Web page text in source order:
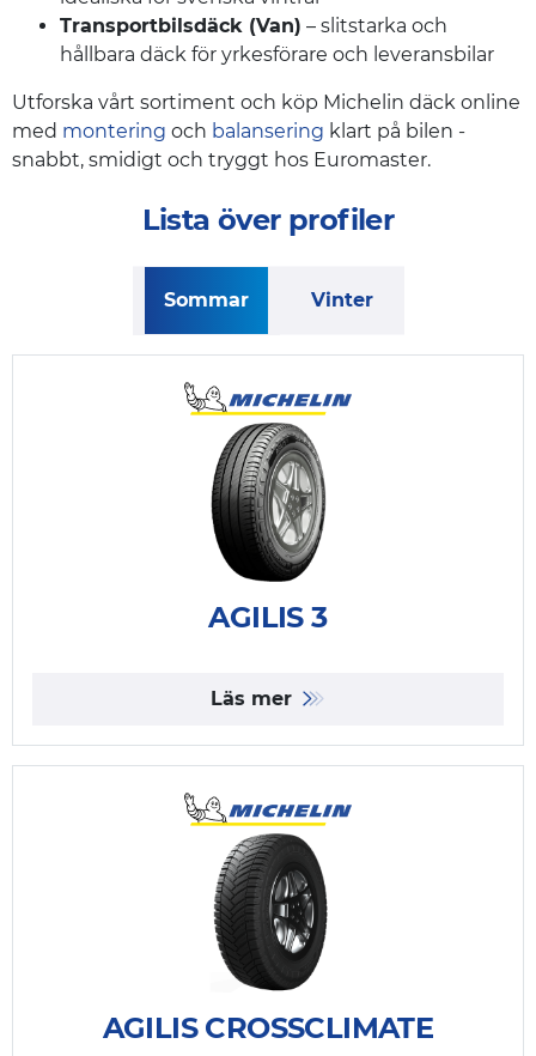
Transportbilsdäck (Van) – slitstarka och
hållbara däck för yrkesförare och leveransbilar
Utforska vårt sortiment och köp Michelin däck online
med montering och balansering klart på bilen -
snabbt, smidigt och tryggt hos Euromaster.
Lista över profiler
Sommar Vinter
AGILIS 3
Läs mer
AGILIS CROSSCLIMATE